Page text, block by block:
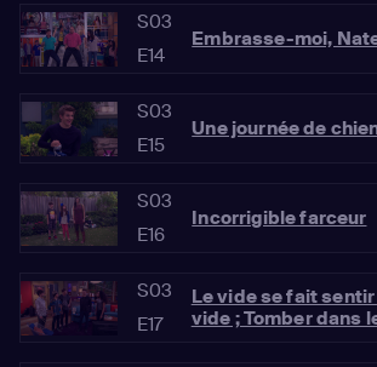
S03
E14
Embrasse-moi,
S03
E15
Une journée de
S03
E16
Incorrigible farceur
S03
E17
Le vide se fait
vide ; Tomber dans